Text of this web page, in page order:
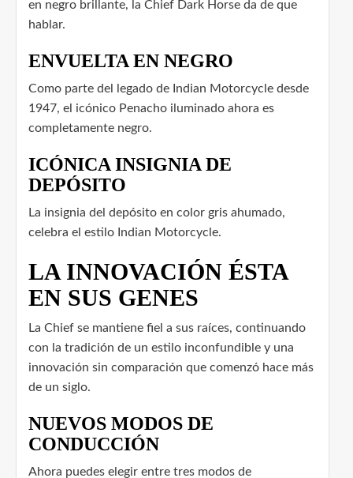
en negro brillante, la Chief Dark Horse da de que
hablar.
ENVUELTA EN NEGRO
Como parte del legado de Indian Motorcycle desde
1947, el icónico Penacho iluminado ahora es
completamente negro.
ICÓNICA INSIGNIA DE
DEPÓSITO
La insignia del depósito en color gris ahumado,
celebra el estilo Indian Motorcycle.
LA INNOVACIÓN ÉSTA
EN SUS GENES
La Chief se mantiene fiel a sus raíces, continuando
con la tradición de un estilo inconfundible y una
innovación sin comparación que comenzó hace más
de un siglo.
NUEVOS MODOS DE
CONDUCCIÓN
Ahora puedes elegir entre tres modos de